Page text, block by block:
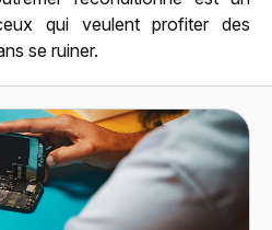
qui veulent profiter des
se ruiner.